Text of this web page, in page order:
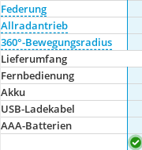
Federung
Allradantrieb
360°-Bewegungsradius
Lieferumfang
Fernbedienung
Akku
USB-Ladekabel
AAA-Batterien